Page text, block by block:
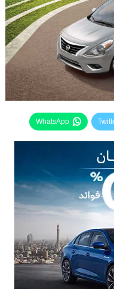
WhatsApp